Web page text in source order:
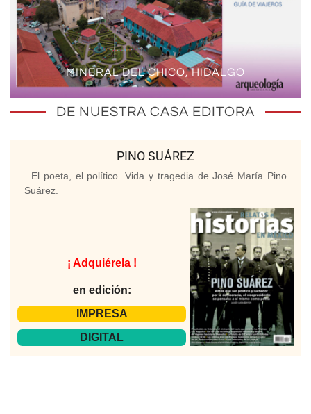
MINERAL DEL CHICO, HIDALGO
DE NUESTRA CASA EDITORA
PINO SUÁREZ
El poeta, el político. Vida y tragedia de José María Pino
Suárez.
¡ Adquiérela !
en edición:
IMPRESA
DIGITAL